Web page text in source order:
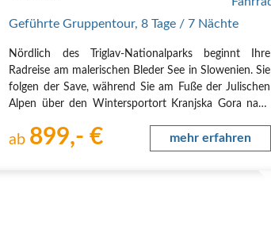
Geführte Gruppentour,8 Tage / 7 Nächte
Nördlich des Triglav-Nationalparks beginnt Ihre
Radreise am malerischen Bleder See in Slowenien. Sie
folgen der Save, während Sie am Fuße der Julischen
Alpen über den Wintersportort Kranjska Gora nach
Adria-Radweg auf einer historischen Bahntrasse…
ab 899,- € mehr erfahren